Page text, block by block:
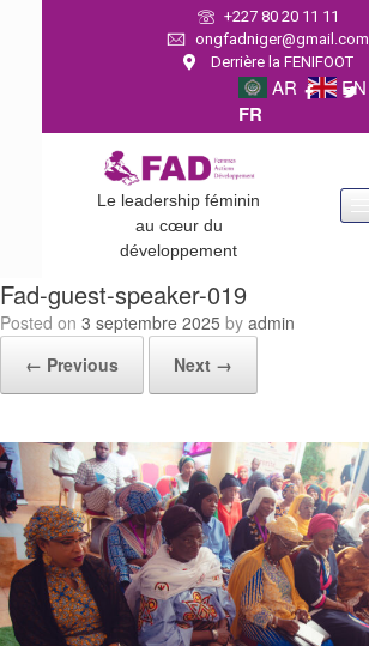
+227 80 20 11 11
ongfadniger@gmail.com
Derrière la FENIFOOT
AR EN
FR
Le leadership féminin
au cœur du
développement
Fad-guest-speaker-019
Posted on 3 septembre 2025 by admin
← Previous
Next →